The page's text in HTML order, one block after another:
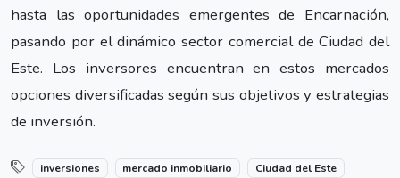
hasta las oportunidades emergentes de Encarnación,
pasando por el dinámico sector comercial de Ciudad del
Este. Los inversores encuentran en estos mercados
opciones diversificadas según sus objetivos y estrategias
de inversión.
inversiones mercado inmobiliario
Ciudad del Este